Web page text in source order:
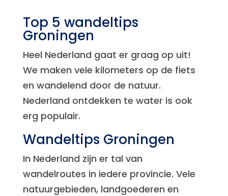
​Top 5 wandeltips
Groningen
Heel Nederland gaat er graag op uit!
We maken vele kilometers op de fiets
en wandelend door de natuur.
Nederland ontdekken te water is ook
erg populair.
Wandeltips Groningen
In Nederland zijn er tal van
wandelroutes in iedere provincie. Vele
natuurgebieden, landgoederen en